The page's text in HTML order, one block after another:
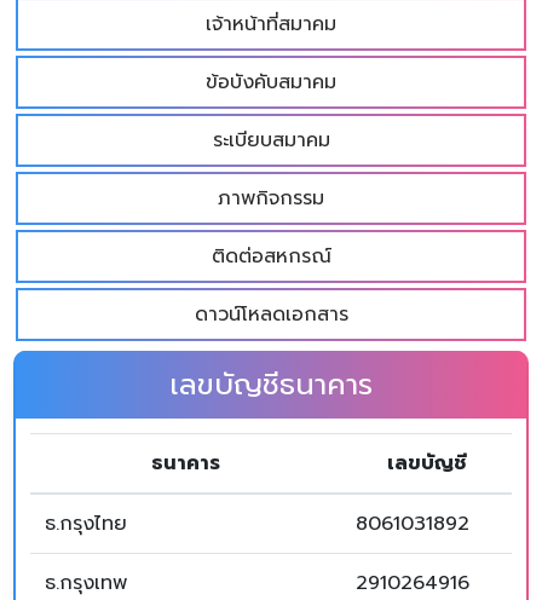
เจ้าหน้าที่สมาคม
ข้อบังคับสมาคม
ระเบียบสมาคม
ภาพกิจกรรม
ติดต่อสหกรณ์
ดาวน์โหลดเอกสาร
เลขบัญชีธนาคาร
ธนาคาร เลขบัญชี
ธ.กรุงไทย 8061031892
ธ.กรุงเทพ 2910264916